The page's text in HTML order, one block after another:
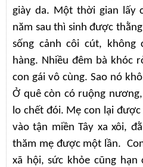
giày da. Một thời gian lấy
năm sau thì sinh được
sống cảnh côi cút,
hàng. Nhiều đêm bà khóc
con gái vô cùng. Sao nó
Ở quê còn có ruộng
lo chết đói. Mẹ con lại
vào tận miền Tây xa xôi,
thăm mẹ được một lần.
xã hội, sức khỏe cũng hạn